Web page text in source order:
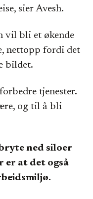
sier Avesh.
vil bli et økende
nettopp fordi det
bildet.
tjenester.
og til å bli
ned siloer
er at det også